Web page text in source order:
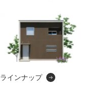
ラインナップ